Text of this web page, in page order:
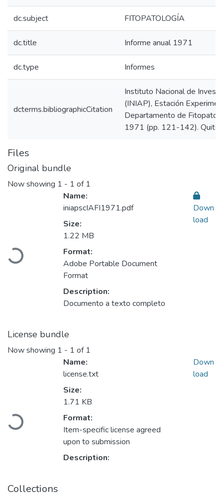
dc.subject FITOPATOLOGÍA
dc.title Informe anual 1971
dc.type Informes
dcterms.bibliographicCitation
Instituto Nacional de
(INIAP), Estación
Departamento de
1971 (pp. 121-142). Quito,
Files
Original bundle
Now showing 1 - 1 of 1
Loading...
Name:
iniapscIAFI1971.pdf
Size:
1.22 MB
Format:
Adobe Portable Document
Format
Description:
Documento a texto completo
Down
load
License bundle
Now showing 1 - 1 of 1
Loading...
Name:
license.txt
Size:
1.71 KB
Format:
Item-specific license agreed
upon to submission
Description:
Down
load
Collections